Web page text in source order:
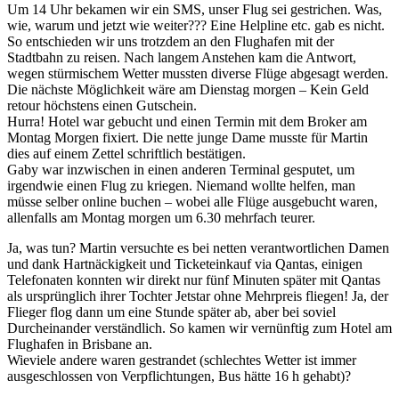
Um 14 Uhr bekamen wir ein SMS, unser Flug sei gestrichen. Was,
wie, warum und jetzt wie weiter??? Eine Helpline etc. gab es nicht.
So entschieden wir uns trotzdem an den Flughafen mit der
Stadtbahn zu reisen. Nach langem Anstehen kam die Antwort,
wegen stürmischem Wetter mussten diverse Flüge abgesagt werden.
Die nächste Möglichkeit wäre am Dienstag morgen – Kein Geld
retour höchstens einen Gutschein.
Hurra! Hotel war gebucht und einen Termin mit dem Broker am
Montag Morgen fixiert. Die nette junge Dame musste für Martin
dies auf einem Zettel schriftlich bestätigen.
Gaby war inzwischen in einen anderen Terminal gesputet, um
irgendwie einen Flug zu kriegen. Niemand wollte helfen, man
müsse selber online buchen – wobei alle Flüge ausgebucht waren,
allenfalls am Montag morgen um 6.30 mehrfach teurer.
Ja, was tun? Martin versuchte es bei netten verantwortlichen Damen
und dank Hartnäckigkeit und Ticketeinkauf via Qantas, einigen
Telefonaten konnten wir direkt nur fünf Minuten später mit Qantas
als ursprünglich ihrer Tochter Jetstar ohne Mehrpreis fliegen! Ja, der
Flieger flog dann um eine Stunde später ab, aber bei soviel
Durcheinander verständlich. So kamen wir vernünftig zum Hotel am
Flughafen in Brisbane an.
Wieviele andere waren gestrandet (schlechtes Wetter ist immer
ausgeschlossen von Verpflichtungen, Bus hätte 16 h gehabt)?